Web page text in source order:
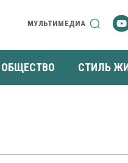
МУЛЬТИМЕДИА
ОБЩЕСТВО СТИЛЬ